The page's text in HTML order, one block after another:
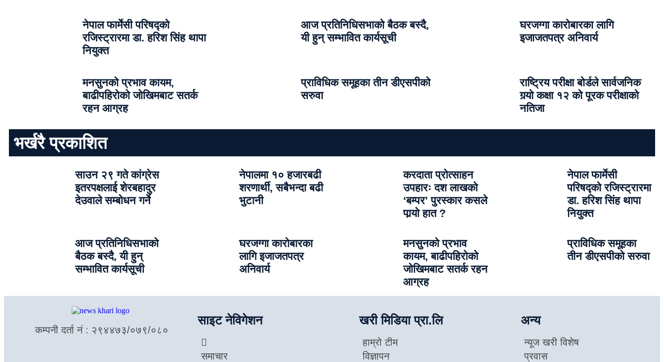
नेपाल फार्मेसी परिषद्को
रजिस्ट्रारमा डा. हरिश सिंह थापा
नियुक्त
आज प्रतिनिधिसभाको बैठक बस्दै,
यी हुन् सम्भावित कार्यसूची
घरजग्गा कारोबारका लागि
इजाजतपत्र अनिवार्य
मनसुनको प्रभाव कायम,
बाढीपहिरोको जोखिमबाट सतर्क
रहन आग्रह
प्राविधिक समूहका तीन डीएसपीको
सरुवा
राष्ट्रिय परीक्षा बोर्डले सार्वजनिक
गर्‍यो कक्षा १२ को पूरक परीक्षाको
नतिजा
भर्खरै प्रकाशित
साउन २९ गते कांग्रेस
इतरपक्षलाई शेरबहादुर
देउवाले सम्बोधन गर्ने
नेपालमा १० हजारबढी
शरणार्थी, सबैभन्दा बढी
भुटानी
करदाता प्रोत्साहन
उपहारः दश लाखको
‘बम्पर’ पुरस्कार कसले
पार्‍याे हात ?
नेपाल फार्मेसी
परिषद्को रजिस्ट्रारमा
डा. हरिश सिंह थापा
नियुक्त
आज प्रतिनिधिसभाको
बैठक बस्दै, यी हुन्
सम्भावित कार्यसूची
घरजग्गा कारोबारका
लागि इजाजतपत्र
अनिवार्य
मनसुनको प्रभाव
कायम, बाढीपहिरोको
जोखिमबाट सतर्क रहन
आग्रह
प्राविधिक समूहका
तीन डीएसपीको सरुवा
कम्पनी दर्ता नं : २९४४७३/०७९/०८०
साइट नेविगेशन
समाचार
खरी मिडिया प्रा.लि
हाम्रो टीम
विज्ञापन
अन्य
न्यूज खरी विशेष
प्रवास